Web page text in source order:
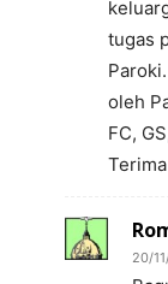
tugas
oleh
FC,
20/